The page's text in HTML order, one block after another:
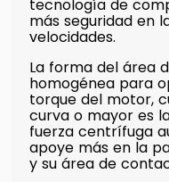
tecnología de
más seguridad en
velocidades.
La forma del área
homogénea para
torque del motor,
curva o mayor es
fuerza centrífuga
apoye más en la
y su área de